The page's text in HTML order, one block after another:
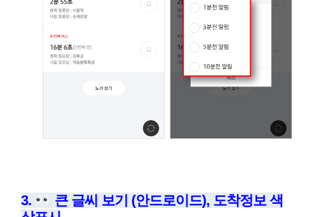
3.
큰 글씨 보기 (안드로이드), 도착정보 색